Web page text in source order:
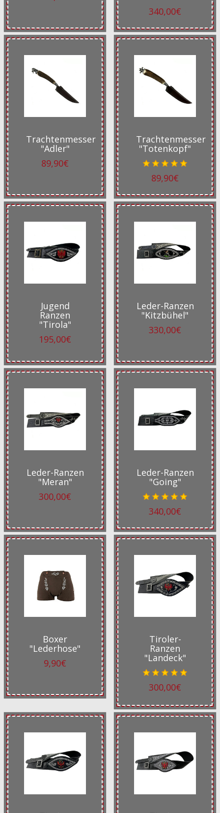
340,00€
Trachtenmesser
"Adler"
89,90€
Trachtenmesser
"Totenkopf"
89,90€
Jugend
Ranzen
"Tirola"
195,00€
Leder-Ranzen
"Kitzbühel"
330,00€
Leder-Ranzen
"Meran"
300,00€
Leder-Ranzen
"Going"
340,00€
Boxer
"Lederhose"
9,90€
Tiroler-
Ranzen
"Landeck"
300,00€